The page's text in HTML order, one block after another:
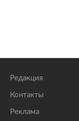
Редакция
Контакты
Реклама